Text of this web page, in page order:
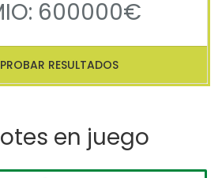
600000€
RESULTADOS
en juego